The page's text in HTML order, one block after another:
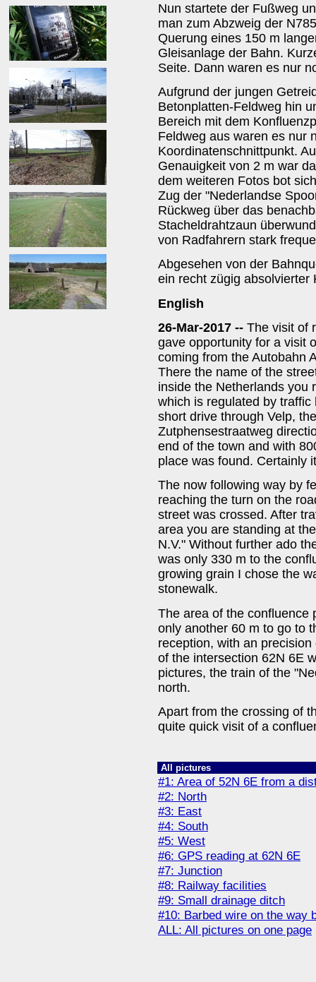
Nun startete der Fußweg
man zum Abzweig der
Querung eines 150 m
Gleisanlage der Bahn.
Seite. Dann waren es nur
Aufgrund der jungen
Betonplatten-Feldweg hin
Bereich mit dem
Feldweg aus waren es nur
Koordinatenschnittpunkt.
Genauigkeit von 2 m war
dem weiteren Fotos bot
Zug der "Nederlandse
Rückweg über das
Stacheldrahtzaun
von Radfahrern stark
Abgesehen von der
ein recht zügig absolvierter
English
26-Mar-2017 -- The visit of
gave opportunity for a visit
coming from the Autobahn
There the name of the
inside the Netherlands you
which is regulated by
short drive through Velp,
Zutphensestraatweg
end of the town and with
place was found. Certainly
The now following way by
reaching the turn on the
street was crossed. After
area you are standing at
N.V." Without further ado
was only 330 m to the
growing grain I chose the
stonewalk.
The area of the confluence
only another 60 m to go to
reception, with an
of the intersection 62N 6E
pictures, the train of the
north.
Apart from the crossing of
quite quick visit of a
All pictures
#1: Area of 52N 6E from a
#2: North
#3: East
#4: South
#5: West
#6: GPS reading at 62N 6E
#7: Junction
#8: Railway facilities
#9: Small drainage ditch
#10: Barbed wire on the way
ALL: All pictures on one page